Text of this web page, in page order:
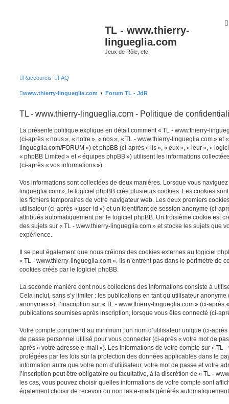
TL - www.thierry-
lingueglia.com
Jeux de Rôle, etc.
Raccourcis FAQ
www.thierry-lingueglia.com Forum TL - JdR
TL - www.thierry-lingueglia.com - Politique de
La présente politique explique en détail comment « TL - www.thierry-
(ci-après « nous », « notre », « nos », « TL - www.thierry-lingueglia.com » et
lingueglia.com/FORUM ») et phpBB (ci-après « ils », « eux », « leur », «
« phpBB Limited » et « équipes phpBB ») utilisent les informations
(ci-après « vos informations »).
Vos informations sont collectées de deux manières. Lorsque vous naviguez
lingueglia.com », le logiciel phpBB crée plusieurs cookies. Les cookies
les fichiers temporaires de votre navigateur web. Les deux premiers
utilisateur (ci-après « user-id ») et un identifiant de session anonyme (ci-
attribués automatiquement par le logiciel phpBB. Un troisième cookie est
des sujets sur « TL - www.thierry-lingueglia.com » et stocke les sujets que
expérience.
Il se peut également que nous créions des cookies externes au logiciel
« TL - www.thierry-lingueglia.com ». Ils n’entrent pas dans le périmètre de
cookies créés par le logiciel phpBB.
La seconde manière dont nous collectons des informations consiste à
Cela inclut, sans s’y limiter : les publications en tant qu’utilisateur
anonymes »), l’inscription sur « TL - www.thierry-lingueglia.com » (ci-après
publications soumises après inscription, lorsque vous êtes connecté (ci-
Votre compte comprend au minimum : un nom d’utilisateur unique (ci-après
de passe personnel utilisé pour vous connecter (ci-après « votre mot de
après « votre adresse e-mail »). Les informations de votre compte sur « TL
protégées par les lois sur la protection des données applicables dans le
information autre que votre nom d’utilisateur, votre mot de passe et votre
l’inscription peut être obligatoire ou facultative, à la discrétion de « TL -
les cas, vous pouvez choisir quelles informations de votre compte sont
également choisir de recevoir ou non les e-mails générés